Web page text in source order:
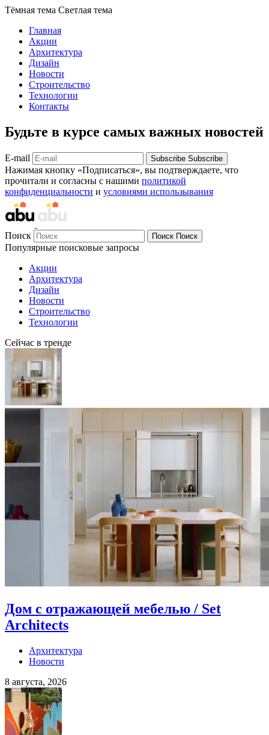
Тёмная тема Светлая тема
Главная
Акции
Архитектура
Дизайн
Новости
Строительство
Технологии
Контакты
Будьте в курсе самых важных новостей
E-mail Subscribe Subscribe
Нажимая кнопку «Подписаться», вы подтверждаете, что
прочитали и согласны с нашими политикой
конфиденциальности и условиями использывания
Поиск Поиск Поиск
Популярные поисковые запросы
Акции
Архитектура
Дизайн
Новости
Строительство
Технологии
Сейчас в тренде
Дом с отражающей мебелью / Set
Architects
Архитектура
Новости
8 августа, 2026